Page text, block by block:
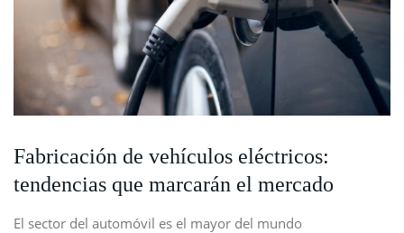
Fabricación de vehículos eléctricos:
tendencias que marcarán el mercado
El sector del automóvil es el mayor del mundo